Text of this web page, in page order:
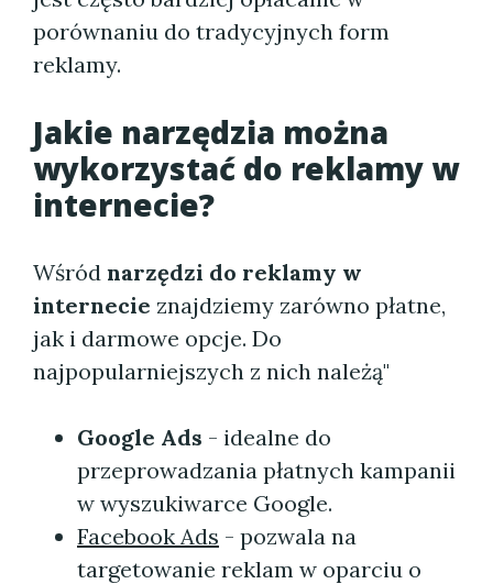
porównaniu do tradycyjnych form
reklamy.
Jakie narzędzia można
wykorzystać do reklamy w
internecie?
Wśród narzędzi do reklamy w
internecie znajdziemy zarówno płatne,
jak i darmowe opcje. Do
najpopularniejszych z nich należą"
Google Ads - idealne do
przeprowadzania płatnych kampanii
w wyszukiwarce Google.
Facebook Ads - pozwala na
targetowanie reklam w oparciu o